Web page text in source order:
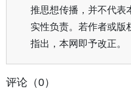
推思想传播，并不代表
实性负责。若作者或版
指出，本网即予改正。
评论（0）